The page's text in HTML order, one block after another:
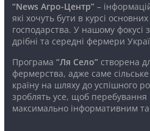
“News Агро-Центр”–
які хочуть бути в курсі
господарства. У нашому фокусі
дрібні та середні фермери
Програма “Ля Село”створена
фермерства, адже саме
країну на шляху до успішного
зроблять усе, щоб
максимально інформативним